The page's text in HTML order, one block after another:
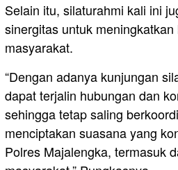
Selain itu, silaturahmi kali ini
sinergitas untuk
masyarakat.
“Dengan adanya kunjungan
dapat terjalin hubungan dan
sehingga tetap saling
menciptakan suasana yang
Polres Majalengka, termasuk